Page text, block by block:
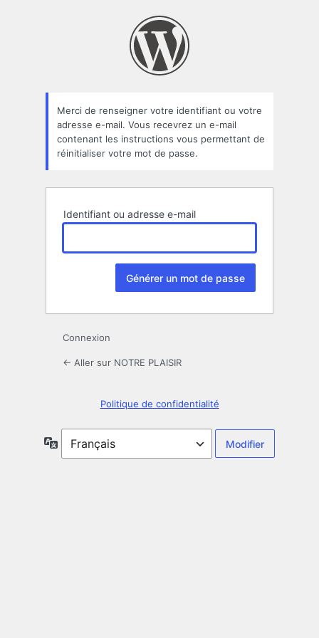
oublié
Merci de renseigner votre identifiant ou votre
adresse e-mail. Vous recevrez un e-mail
contenant les instructions vous permettant de
réinitialiser votre mot de passe.
Identifiant ou adresse e-mail
Connexion
← Aller sur NOTRE PLAISIR
Politique de confidentialité
Langue